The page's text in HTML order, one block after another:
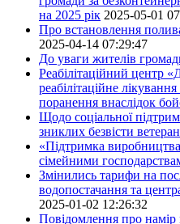
на 2025 рік 2025-05-01
Про встановлення
2025-04-14 07:29:47
До уваги жителів
Реабілітаційний центр
реабілітаційне
поранення внаслідок
Щодо соціальної
зниклих безвісти
«Підтримка
сімейними
Змінились тарифи на
водопостачання та
2025-01-02 12:26:32
Повідомлення про